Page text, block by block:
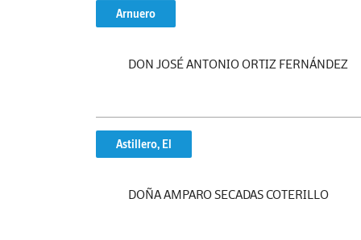
Arnuero
DON JOSÉ ANTONIO ORTIZ FERNÁNDEZ
Astillero, El
DOÑA AMPARO SECADAS COTERILLO